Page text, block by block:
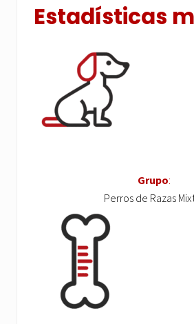
Estadísticas
Grupo:
Perros de Razas